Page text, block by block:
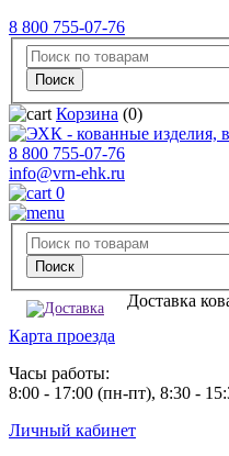
8 800 755-07-76
Корзина (0)
8 800 755-07-76
info@vrn-ehk.ru
0
Доставка
Карта проезда
Часы работы:
8:00 - 17:00 (пн-пт), 8:30 -
Личный кабинет